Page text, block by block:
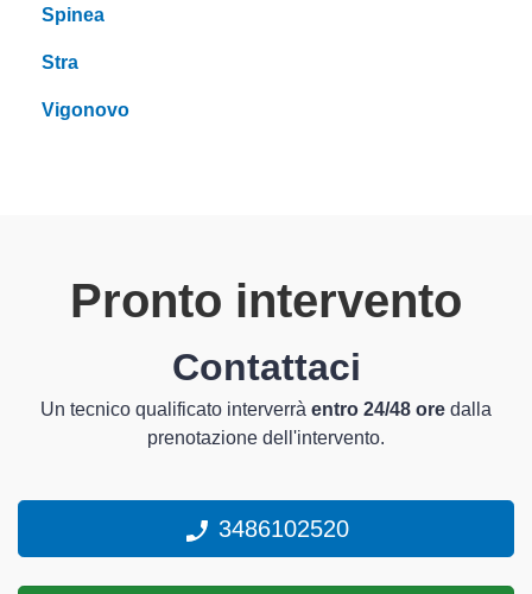
Spinea
Stra
Vigonovo
Pronto intervento
Contattaci
Un tecnico qualificato interverrà entro 24/48 ore dalla
prenotazione dell'intervento.
3486102520